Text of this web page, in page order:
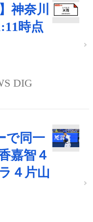
神奈川
時点
DIG
で同一
嘉智４
４片山